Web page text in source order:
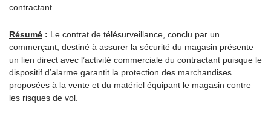
contractant.
Résumé : Le contrat de télésurveillance, conclu par un
commerçant, destiné à assurer la sécurité du magasin présente
un lien direct avec l’activité commerciale du contractant puisque le
dispositif d’alarme garantit la protection des marchandises
proposées à la vente et du matériel équipant le magasin contre
les risques de vol.